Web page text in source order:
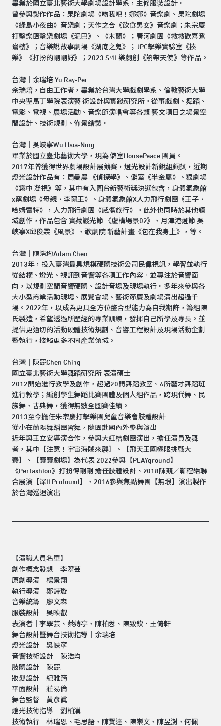
畢業於國立臺北藝術大學劇場設計學系，主修服裝設計。
曾參與製作作品：果陀劇場《吻我吧！娜娜》音樂劇、果陀劇場
《綠島小夜曲》音樂劇；天作之合《飲食男女》音樂劇；朱宗慶
打擊樂團擊樂劇場《泥巴》、《木蘭》；春河劇團《救救歡喜鴛
鴦樓》；音樂說故事劇場《湖底之鬼》；JPG擊樂實驗室《揍
樂》《打扮的剛剛好》；2023 SML樂劇創《熱帶天使》等作品。
台灣｜余瑞培 Yu Ray-Pei
余瑞培，自由工作者，畢業於台灣大學戲劇學系、倫敦藝術大學
中央聖馬丁學院表演藝 術設計與實踐研究所。從事戲劇、舞蹈、
電影、電視、展場活動、音樂節演唱會等各類 藝文項目之場景空
間設計、技術規劃、佈景繪製。
台灣｜吳峽寧Wu Hsia-Ning
畢業於國立臺北藝術大學，現為 僻室HousePeace 團員。
2017年曾獲得世界劇場設計展競賽，燈光設計新銳組銅獎，近期
燈光設計作品有：周曼農 《偵探學》、僻室《半金屬》、狠劇場
《霧中·凝視》等，其中有入圍台新藝術獎決選包含，身體氣象館
x窮劇場《母親．李爾王》、身體氣象館X人力飛行劇團《王子．
哈姆雷特》，人力飛行劇團《感傷旅行》。此外也同時於其他領
域創作，作品包含 寶藏巖光節 《虛構場景02》、月津港燈節 吳
峽寧X邱俊霖《風景》、歌劇院 新藝計畫《包在我身上》，等。
台灣｜陳浩均Adam Chen
2013年，投入臺灣最具規模硬體技術公司民偉視訊，學習並執行
從結構、燈光、視訊到音響等各項工作內容。並專注於音響面
向，以規劃空間音響硬體、設計音場及現場執行。多年來參與各
大小型商業活動現場、展覽會場、藝術節慶及劇場演出超過千
場。2022年，以成為更具全方位整合型能力為自我期許，籌組陳
氏製造，希望透過所歷經的專業訓練，發揮自己所學及專長。並
提供更適切的活動硬體技術規劃、音響工程設計及現場活動企劃
暨執行，接觸更多不同產業領域。
台灣｜陳競Chen Ching
國立臺北藝術大學舞蹈研究所 表演碩士
2012開始進行教學及創作，超過20間舞蹈教室、6所藝才舞蹈班
進行教學；編創學生舞蹈比賽團體及個人組作品，跨現代舞、民
族舞、古典舞，獲得無數全國賽佳績。
2013至今擔任朱宗慶打擊樂團兒童音樂會肢體設計
從小在蘭陽舞蹈團習舞，隨團赴國內外參與演出
近年與王立安導演合作，參與大紅桔劇團演出，擔任演員及舞
者，其中【注意！宇宙海賊來襲】、【飛天王國極限挑戰大
賽】、【寶寶劇場】為代表 2022參與【PLAYground】
《Perfashion》打扮得剛剛 擔任肢體設計、2018陳競／靳程皓聯
合展演【深II Profound】、2016參與焦點舞團【無垠】演出製作
於台灣巡迴演出
【演職人員名單】
創作概念發想｜李翠芸
原創導演｜楊景翔
執行導演｜鄭詩璇
音樂統籌｜廖文森
服裝設計｜吳映叡
表演者｜李翠芸、蔡嫥亭、陳柏蓉、陳致欽、王倚軒
舞台設計暨舞台技術指導｜余瑞培
燈光設計｜吳峽寧
音響技術設計｜陳浩均
肢體設計｜陳競
妝髮設計｜紀雅筠
平面設計｜莊易倫
舞台監督｜黃彥眞
燈光技術指導｜劉柏漢
技術執行｜林瑞恩、毛思語、陳賢達、陳崇文、陳昱澍、何佩